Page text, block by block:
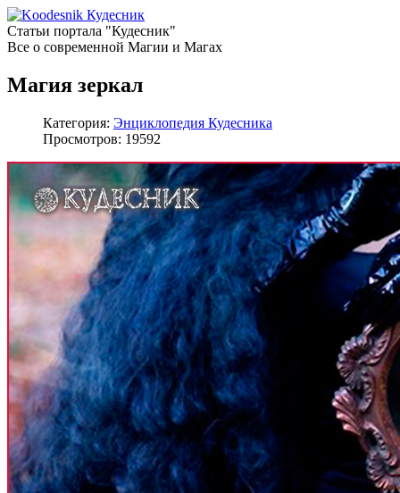
Кудесник
Статьи портала "Кудесник"
Все о современной Магии и Магах
Магия зеркал
Категория: Энциклопедия Кудесника
Просмотров: 19592